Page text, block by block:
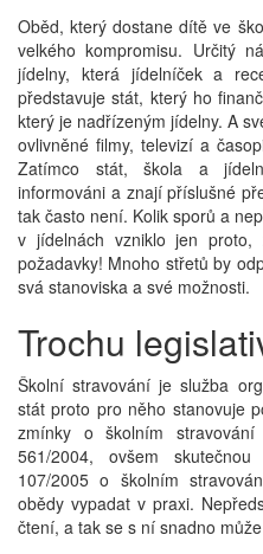
Oběd, který dostane dítě ve
velkého kompromisu. Určitý
jídelny, která jídelníček a
představuje stát, který ho
který je nadřízeným jídelny. A
ovlivněné filmy, televizí a
Zatímco stát, škola a
informováni a znají příslušné
tak často není. Kolik sporů a
v jídelnách vzniklo jen
požadavky! Mnoho střetů by
svá stanoviska a své možnosti.
Trochu
Školní stravování je služba
stát proto pro něho stanovuje
zmínky o školním
561/2004, ovšem
107/2005 o školním
obědy vypadat v praxi.
čtení, a tak se s ní snadno